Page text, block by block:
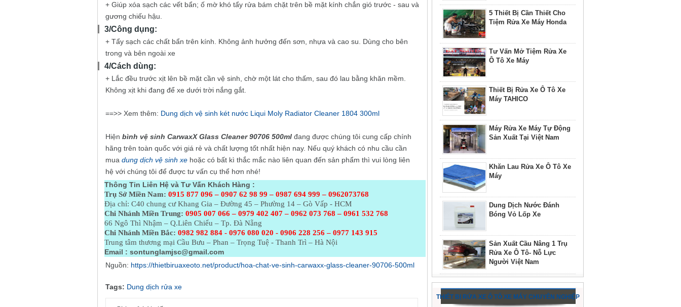
+ Giúp xóa sạch các vết bẩn; ố mờ khó tẩy rửa bám chặt trên bề mặt kính chắn gió trước - sau và
gương chiếu hậu.
3/Công dụng:
+ Tẩy sạch các chất bẩn trên kính. Không ảnh hưởng đến sơn, nhựa và cao su. Dùng cho bên
trong và bên ngoài xe
4/Cách dùng:
+ Lắc đều trước xịt lên bề mặt cần vệ sinh, chờ một lát cho thấm, sau đó lau bằng khăn mềm.
Không xịt khi đang để xe dưới trời nắng gắt.
==>> Xem thêm: Dung dịch vệ sinh két nước Liqui Moly Radiator Cleaner 1804 300ml
Hiện bình vệ sinh CarwaxX Glass Cleaner 90706 500ml đang được chúng tôi cung cấp chính
hãng trên toàn quốc với giá rẻ và chất lượng tốt nhất hiện nay. Nếu quý khách có nhu cầu cần
mua dung dịch vệ sinh xe hoặc có bất kì thắc mắc nào liên quan đến sản phẩm thì vui lòng liên
hệ với chúng tôi để được tư vấn cụ thể hơn nhé!
Thông Tin Liên Hệ và Tư Vấn Khách Hàng :
Trụ Sở Miền Nam: 0915 877 096 – 0907 62 98 99 – 0987 694 999 – 0962073768
Địa chỉ: C40 chung cư Khang Gia – Đường 45 – Phường 14 – Gò Vấp - HCM
Chi Nhánh Miền Trung: 0905 007 066 – 0979 402 407 – 0962 073 768 – 0961 532 768
66 Ngô Thì Nhậm – Q.Liên Chiểu – Tp. Đà Nẵng
Chi Nhánh Miền Bắc: 0982 982 884 - 0976 080 020 - 0906 228 256 – 0977 143 915
Trung tâm thương mại Cầu Bưu – Phan – Trọng Tuệ - Thanh Trì – Hà Nội
Email : sontunglamjsc@gmail.com
Nguồn: https://thietbiruaxeoto.net/product/hoa-chat-ve-sinh-carwaxx-glass-cleaner-90706-500ml
Tags: Dung dịch rửa xe
5 Thiết Bị Cần Thiết Cho
Tiệm Rửa Xe Máy Honda
Tư Vấn Mở Tiệm Rửa Xe
Ô Tô Xe Máy
Thiết Bị Rửa Xe Ô Tô Xe
Máy TAHICO
Máy Rửa Xe Máy Tự Động
Sản Xuất Tại Việt Nam
Khăn Lau Rửa Xe Ô Tô Xe
Máy
Dung Dịch Nước Đánh
Bóng Vỏ Lốp Xe
Sản Xuất Cầu Nâng 1 Trụ
Rửa Xe Ô Tô- Nỗ Lực
Người Việt Nam
THIẾT BỊ RỬA XE Ô TÔ XE MÁY CHUYÊN NGHIỆP